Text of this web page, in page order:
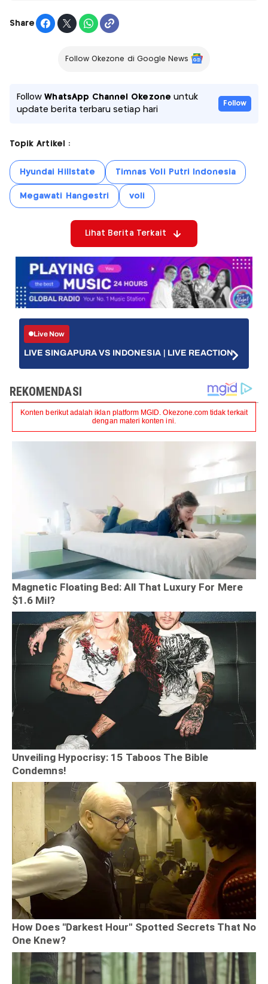
Share
Follow Okezone di Google News
FollowWhatsApp Channel Okezone untuk
update berita terbaru setiap hari
Follow
Topik Artikel :
Hyundai Hillstate Timnas Voli Putri Indonesia
Megawati Hangestri voli
Lihat Berita Terkait
Live Now
LIVE SINGAPURA VS INDONESIA | LIVE REACTION